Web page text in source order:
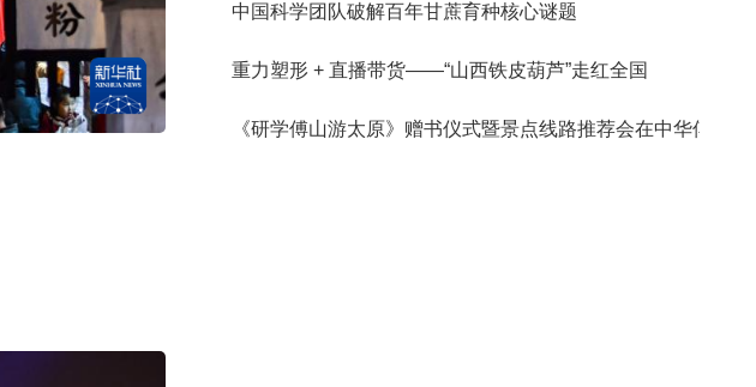
中国科学团队破解百年甘蔗育种核心谜题
重力塑形 + 直播带货——“山西铁皮葫芦”走红全国
《研学傅山游太原》赠书仪式暨景点线路推荐会在中华傅